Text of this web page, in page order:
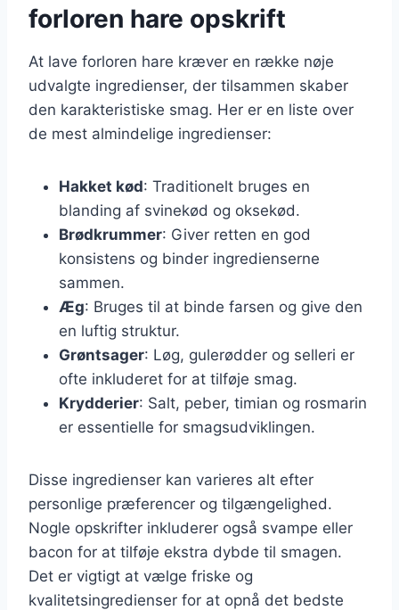
forloren hare opskrift
At lave forloren hare kræver en række nøje
udvalgte ingredienser, der tilsammen skaber
den karakteristiske smag. Her er en liste over
de mest almindelige ingredienser:
Hakket kød: Traditionelt bruges en
blanding af svinekød og oksekød.
Brødkrummer: Giver retten en god
konsistens og binder ingredienserne
sammen.
Æg: Bruges til at binde farsen og give den
en luftig struktur.
Grøntsager: Løg, gulerødder og selleri er
ofte inkluderet for at tilføje smag.
Krydderier: Salt, peber, timian og rosmarin
er essentielle for smagsudviklingen.
Disse ingredienser kan varieres alt efter
personlige præferencer og tilgængelighed.
Nogle opskrifter inkluderer også svampe eller
bacon for at tilføje ekstra dybde til smagen.
Det er vigtigt at vælge friske og
kvalitetsingredienser for at opnå det bedste